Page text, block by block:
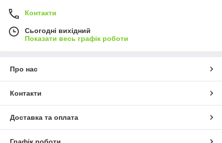
Контакти
Сьогодні вихідний
Показати весь графік роботи
Про нас
Контакти
Доставка та оплата